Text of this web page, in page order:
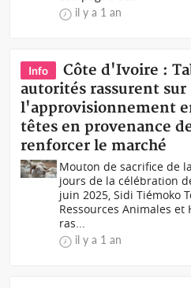
il y a 1 an
Info
Côte d'Ivoire :
autorités rassurent sur
l'approvisionnement
têtes en provenance
renforcer le marché
Mouton de sacrifice de
jours de la célébration
juin 2025, Sidi Tiémoko
Ressources Animales et
ras...
il y a 1 an